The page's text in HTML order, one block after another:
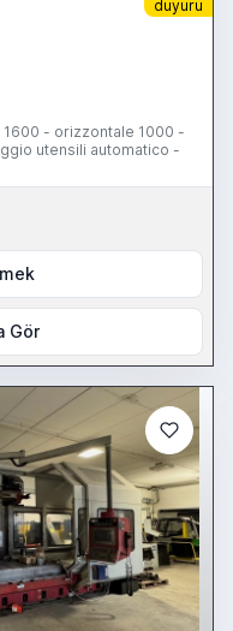
duyuru
- orizzontale 1000 -
utensili automatico -
Gör